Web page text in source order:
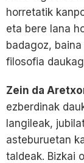
horretatik
eta bere lana
badagoz,
filosofia
Zein da
ezberdinak
langileak,
asteburuetan
taldeak. Bizkai